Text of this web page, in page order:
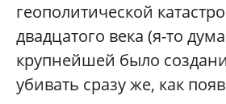
геополитической
двадцатого века (я-то
крупнейшей было
убивать сразу же, как